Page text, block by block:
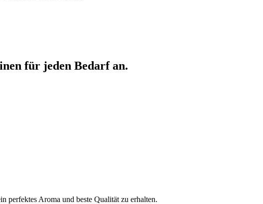
für jeden Bedarf an.
perfektes Aroma und beste Qualität zu erhalten.